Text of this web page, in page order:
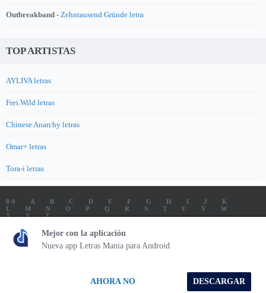
Outbreakband - Zehntausend Gründe letra
TOP ARTISTAS
AYLIVA letras
Frei.Wild letras
Chinese Anarchy letras
Omar+ letras
Tora-i letras
0-9 A B C D E F G H I J
K
L
M N O P Q R S T V
W
X
Y
Z
LETRAS
SOUNDTRACK LETRAS
TOP 100 LETRAS
ENVIA LETRAS
Letrasmania.com - Copyright © 2026 - All Rights Reserved
Mejor con la aplicación
Nueva app Letras Mania para Android
DESCARGAR
AHORA NO